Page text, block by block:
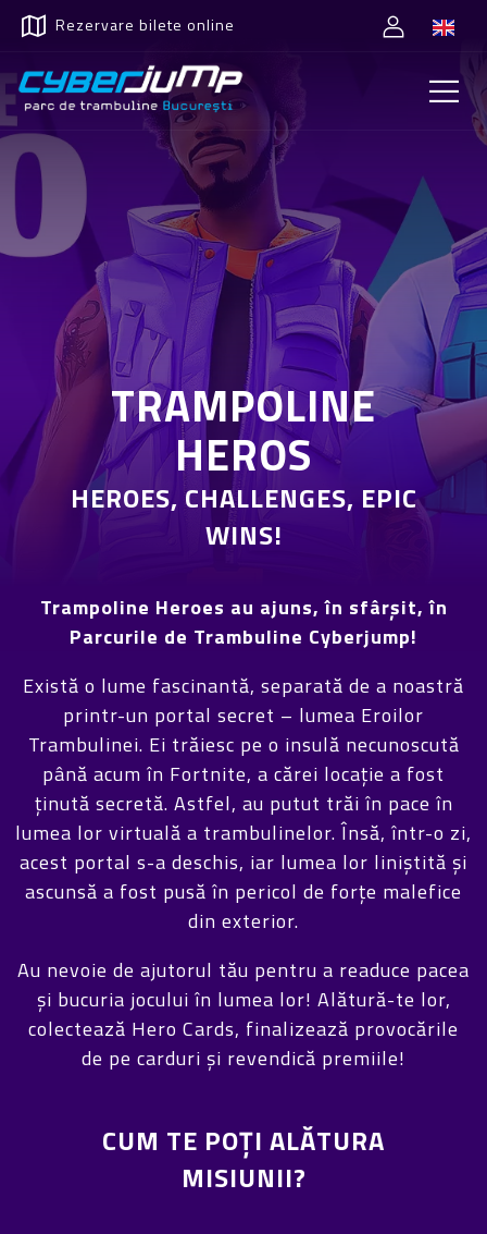
Rezervare bilete online
TRAMPOLINE
HEROS
HEROES, CHALLENGES, EPIC
WINS!
Trampoline Heroes au ajuns, în sfârșit, în
Parcurile de Trambuline Cyberjump!
Există o lume fascinantă, separată de a noastră
printr-un portal secret – lumea Eroilor
Trambulinei. Ei trăiesc pe o insulă necunoscută
până acum în Fortnite, a cărei locație a fost
ținută secretă. Astfel, au putut trăi în pace în
lumea lor virtuală a trambulinelor. Însă, într-o zi,
acest portal s-a deschis, iar lumea lor liniștită și
ascunsă a fost pusă în pericol de forțe malefice
din exterior.
Au nevoie de ajutorul tău pentru a readuce pacea
și bucuria jocului în lumea lor! Alătură-te lor,
colectează Hero Cards, finalizează provocările
de pe carduri și revendică premiile!
CUM TE POȚI ALĂTURA
MISIUNII?